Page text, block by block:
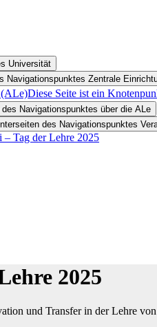
Universität
Navigationspunktes Zentrale
(ALe)Diese Seite ist ein
des Navigationspunktes über die ALe
des Navigationspunktes
– Tag der Lehre 2025
2025
und Transfer in der Lehre